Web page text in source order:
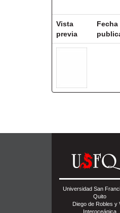
Vista
previa
Fecha
Universidad San
Quito
Diego de Robles y
Interoceánica